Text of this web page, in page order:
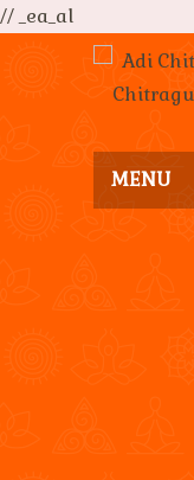
// _ea_al
MENU